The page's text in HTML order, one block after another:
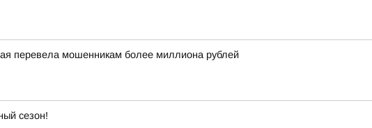
перевела мошенникам более миллиона рублей
сезон!